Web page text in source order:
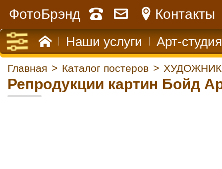
ФотоБрэнд Контакты
Наши услуги Арт-студия
Главная > Каталог постеров >
Репродукции картин Бойд